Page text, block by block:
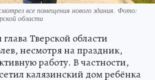
все помещения нового здания. Фото:
области
Тверской области
несмотря на праздник,
работу. В частности,
калязинский дом ребёнка